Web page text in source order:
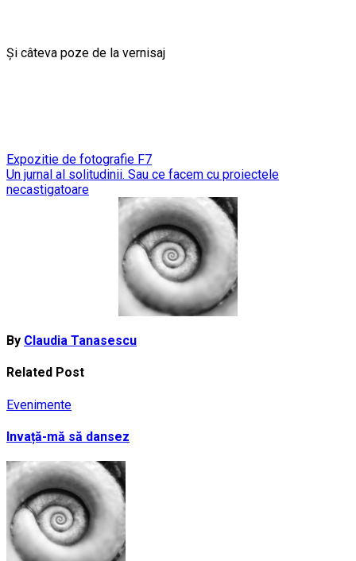
Și câteva poze de la vernisaj
Post
navigation
Expozitie de fotografie F7
Un jurnal al solitudinii. Sau ce facem cu proiectele
necastigatoare
By Claudia Tanasescu
Related Post
Evenimente
Invață-mă să dansez